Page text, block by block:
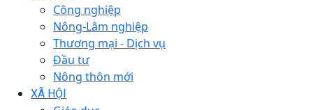
Công nghiệp
Nông-Lâm nghiệp
Thương mại - Dịch vụ
Đầu tư
Nông thôn mới
XÃ HỘI